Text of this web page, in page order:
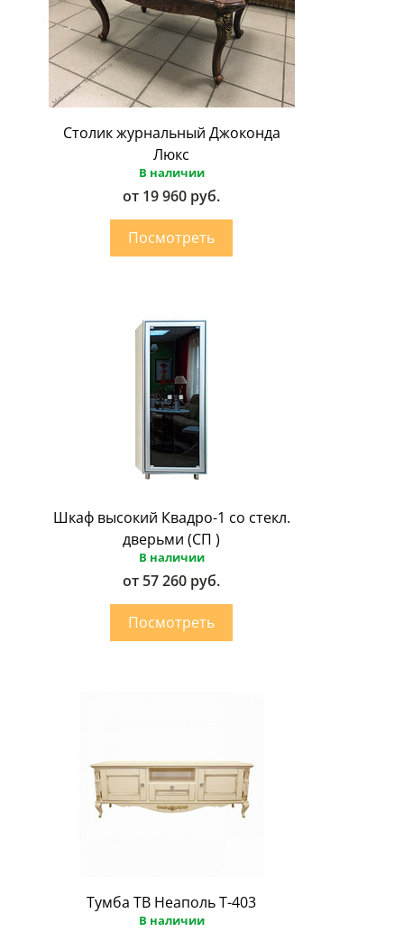
Столик журнальный Джоконда
Люкс
В наличии
от 19 960 руб.
Шкаф высокий Квадро-1 со стекл.
дверьми (СП )
В наличии
от 57 260 руб.
Тумба ТВ Неаполь Т-403
В наличии